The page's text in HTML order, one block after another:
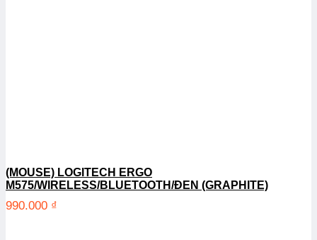
(MOUSE) LOGITECH ERGO
M575/WIRELESS/BLUETOOTH/ĐEN (GRAPHITE)
990.000 ₫